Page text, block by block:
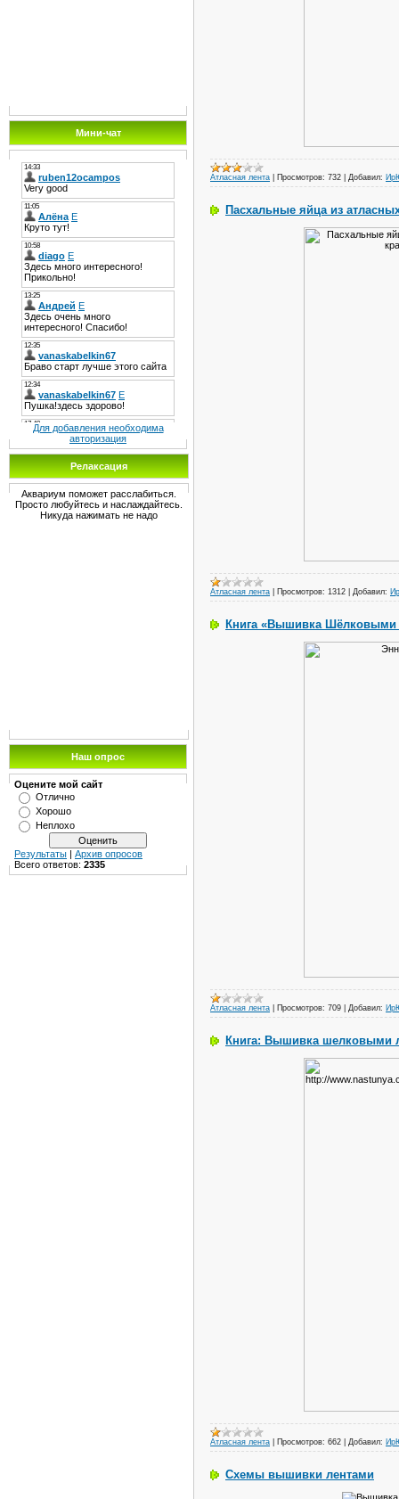
Мини-чат
Для добавления необходима
авторизация
Релаксация
Аквариум поможет расслабиться.
Просто любуйтесь и наслаждайтесь.
Никуда нажимать не надо
Наш опрос
Оцените мой сайт
Отлично
Хорошо
Неплохо
Результаты | Архив опросов
Всего ответов: 2335
Атласная лента Просмотров: 732 Добавил:
Пасхальные яйца из
Атласная лента Просмотров: 1312 Добавил:
Книга «Вышивка Шёлковыми
Атласная лента Просмотров: 709 Добавил:
Книга: Вышивка шелковыми
Атласная лента Просмотров: 662 Добавил:
Схемы вышивки лентами